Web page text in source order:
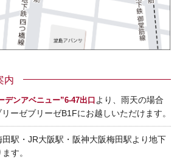
内
デンアベニュー”6-47出口 より、雨天の場合
ーゼブリーゼB1Fにお越しいただけます。
駅・JR大阪駅・阪神大阪梅田駅より地下
す。